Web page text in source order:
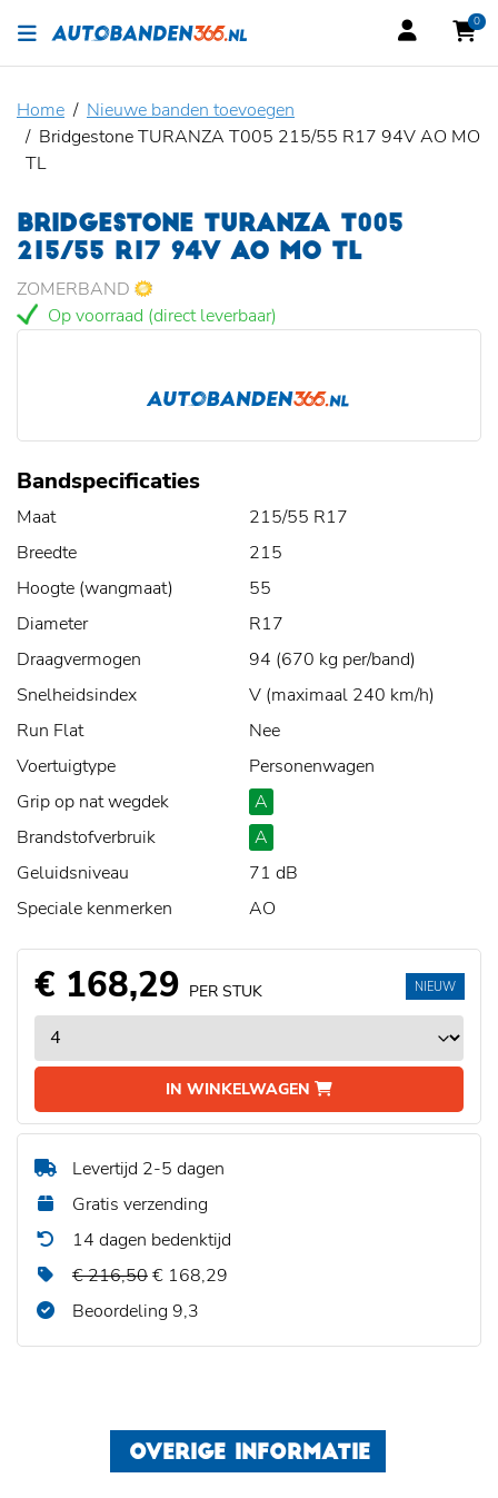
0
Home
Nieuwe banden toevoegen
Bridgestone TURANZA T005 215/55 R17 94V AO MO
TL
BRIDGESTONE TURANZA T005
215/55 R17 94V AO MO TL
ZOMERBAND
Op voorraad (direct leverbaar)
Bandspecificaties
Maat
215/55 R17
Breedte
215
Hoogte (wangmaat)
55
Diameter
R17
Draagvermogen
94 (670 kg per/band)
Snelheidsindex
V (maximaal 240 km/h)
Run Flat
Nee
Voertuigtype
Personenwagen
Grip op nat wegdek
A
Brandstofverbruik
A
Geluidsniveau
71 dB
Speciale kenmerken
AO
€ 168,29 PER STUK
IN WINKELWAGEN
NIEUW
Levertijd 2-5 dagen
Gratis verzending
14 dagen bedenktijd
€ 216,50€ 168,29
Beoordeling 9,3
OVERIGE INFORMATIE